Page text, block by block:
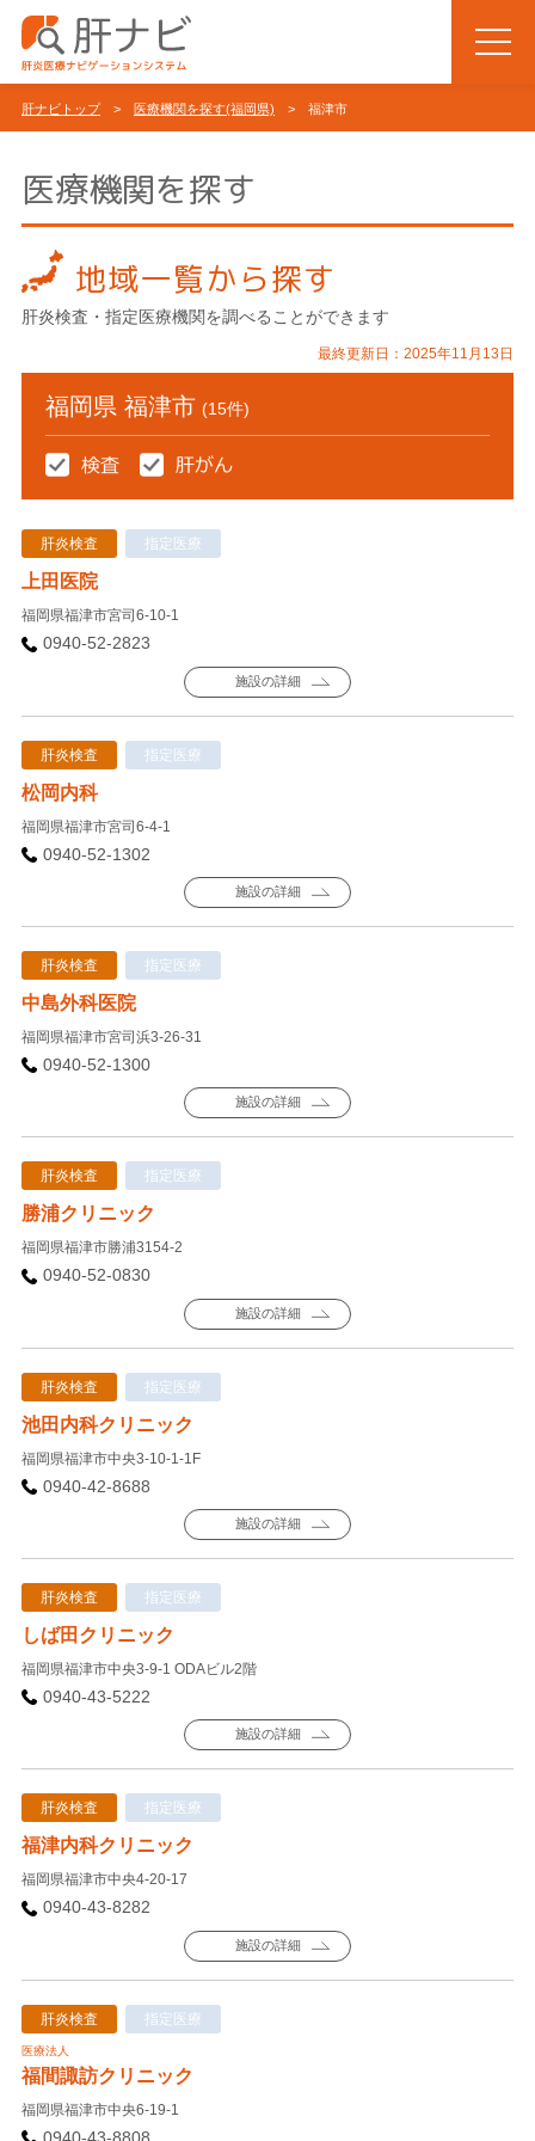
肝ナビトップ> 医療機関を探す(福岡県) > 福津市
医療機関を探す
地域一覧から探す
肝炎検査・指定医療機関を調べることができます
最終更新日：2025年11月13日
福岡県 福津市 (15件)
肝炎検査 指定医療
上田医院
福岡県福津市宮司6-10-1
0940-52-2823
施設の詳細
肝炎検査 指定医療
松岡内科
福岡県福津市宮司6-4-1
0940-52-1302
施設の詳細
肝炎検査 指定医療
中島外科医院
福岡県福津市宮司浜3-26-31
0940-52-1300
施設の詳細
肝炎検査 指定医療
勝浦クリニック
福岡県福津市勝浦3154-2
0940-52-0830
施設の詳細
肝炎検査 指定医療
池田内科クリニック
福岡県福津市中央3-10-1-1F
0940-42-8688
施設の詳細
肝炎検査 指定医療
しば田クリニック
福岡県福津市中央3-9-1 ODAビル2階
0940-43-5222
施設の詳細
肝炎検査 指定医療
福津内科クリニック
福岡県福津市中央4-20-17
0940-43-8282
施設の詳細
肝炎検査 指定医療
医療法人
福間諏訪クリニック
福岡県福津市中央6-19-1
0940-43-8808